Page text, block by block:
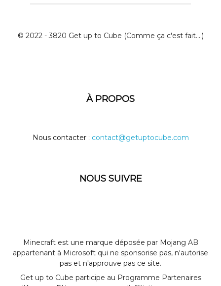
© 2022 - 3820 Get up to Cube (Comme ça c'est fait....)
À PROPOS
Nous contacter : contact@getuptocube.com
NOUS SUIVRE
Minecraft est une marque déposée par Mojang AB
appartenant à Microsoft qui ne sponsorise pas, n'autorise
pas et n'approuve pas ce site.
Get up to Cube participe au Programme Partenaires